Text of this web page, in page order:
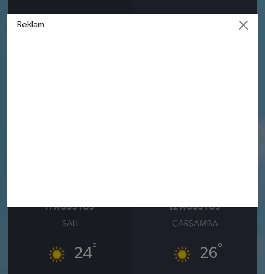
11 AĞUSTOS
SALI
24°
12 AĞUSTOS
ÇARŞAMBA
26°
Reklam